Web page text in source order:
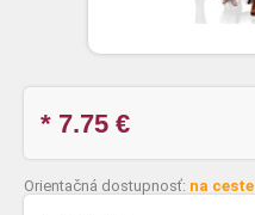
* 7.75 €
Orientačná dostupnosť: na ceste